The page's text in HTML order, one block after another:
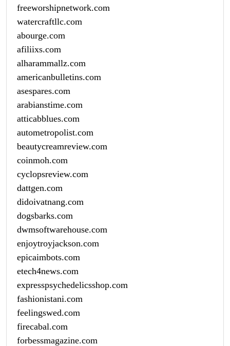
freeworshipnetwork.com
watercraftllc.com
abourge.com
afiliixs.com
alharammallz.com
americanbulletins.com
asespares.com
arabianstime.com
atticabblues.com
autometropolist.com
beautycreamreview.com
coinmoh.com
cyclopsreview.com
dattgen.com
didoivatnang.com
dogsbarks.com
dwmsoftwarehouse.com
enjoytroyjackson.com
epicaimbots.com
etech4news.com
expresspsychedelicsshop.com
fashionistani.com
feelingswed.com
firecabal.com
forbessmagazine.com